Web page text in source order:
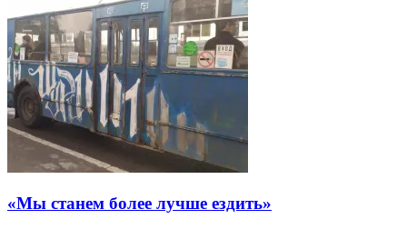
«Мы станем более лучше ездить»